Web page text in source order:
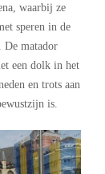
waarbij ze
speren in de
De matador
een dolk in het
en trots aan
is.